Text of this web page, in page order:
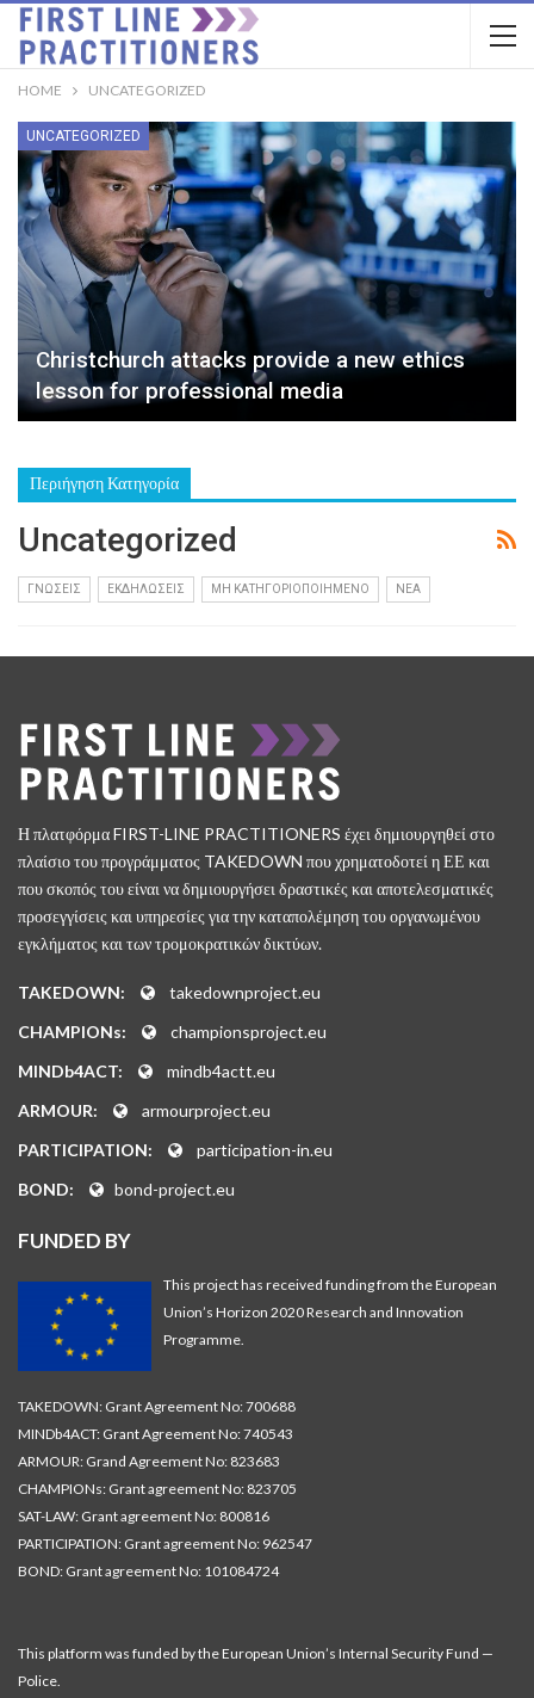
HOME UNCATEGORIZED
UNCATEGORIZED
Christchurch attacks provide a new ethics
lesson for professional media
Περιήγηση Κατηγορία
Uncategorized
ΓΝΏΣΕΙΣ ΕΚΔΗΛΏΣΕΙΣ ΜΗ ΚΑΤΗΓΟΡΙΟΠΟΙΗΜΈΝΟ ΝΈΑ
Η πλατφόρμα FIRST-LINE PRACTITIONERS έχει δημιουργηθεί στο
πλαίσιο του προγράμματος TAKEDOWN που χρηματοδοτεί η ΕΕ και
που σκοπός του είναι να δημιουργήσει δραστικές και αποτελεσματικές
προσεγγίσεις και υπηρεσίες για την καταπολέμηση του οργανωμένου
εγκλήματος και των τρομοκρατικών δικτύων.
TAKEDOWN:
takedownproject.eu
CHAMPIONs:
championsproject.eu
MINDb4ACT:
mindb4actt.eu
ARMOUR:
armourproject.eu
PARTICIPATION:
participation-in.eu
BOND:
bond-project.eu
FUNDED BY
This project has received funding from the European
Union’s Horizon 2020 Research and Innovation
Programme.
TAKEDOWN: Grant Agreement No: 700688
MINDb4ACT: Grant Agreement No: 740543
ARMOUR: Grand Agreement No: 823683
CHAMPIONs: Grant agreement No: 823705
SAT-LAW: Grant agreement No: 800816
PARTICIPATION: Grant agreement No: 962547
BOND: Grant agreement No: 101084724
This platform was funded by the European Union’s Internal Security Fund —
Police.